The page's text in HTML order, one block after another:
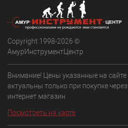
Copyright 1998-2026 ©
АмурИнструментЦентр
Внимание! Цены указанные на сайте
актуальны только при покупке через
интернет магазин
Посмотреть на карте